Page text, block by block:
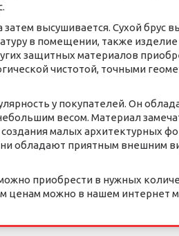
высушивается. Сухой брус
в помещении, также изделие
защитных материалов
чистотой, точными
у покупателей. Он
весом. Материал
малых архитектурных
обладают приятным внешним
приобрести в нужных
ценам можно в нашем интернет